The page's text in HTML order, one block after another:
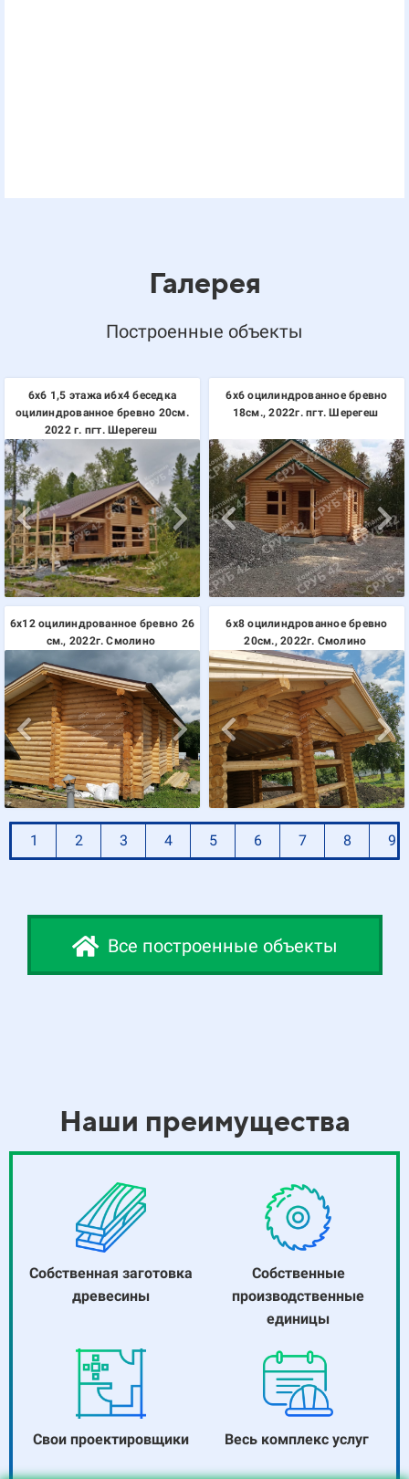
Галерея
Построенные объекты
6х6 1,5 этажа и6х4 беседка
оцилиндрованное бревно 20см.
2022 г. пгт. Шерегеш
6х6 оцилиндрованное бревно
18см., 2022г. пгт. Шерегеш
6х12 оцилиндрованное бревно 26
см., 2022г. Смолино
6х8 оцилиндрованное бревно
20см., 2022г. Смолино
1 2 3 4 5 6 7 8 9
Все построенные объекты
Наши преимущества
Собственная заготовка
древесины
Собственные
производственные
единицы
Свои проектировщики Весь комплекс услуг